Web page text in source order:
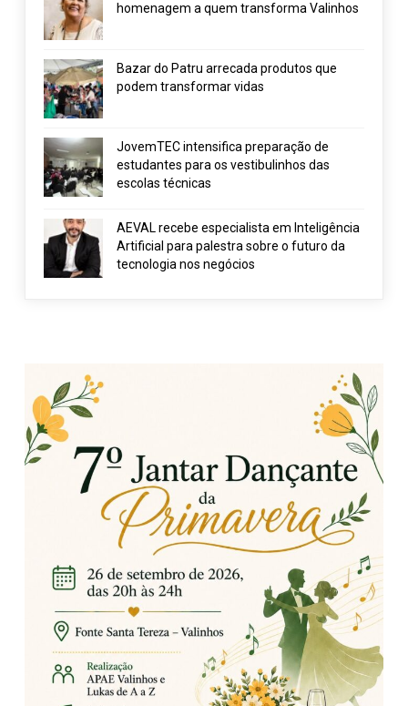
homenagem a quem transforma Valinhos
Bazar do Patru arrecada produtos que
podem transformar vidas
JovemTEC intensifica preparação de
estudantes para os vestibulinhos das
escolas técnicas
AEVAL recebe especialista em Inteligência
Artificial para palestra sobre o futuro da
tecnologia nos negócios